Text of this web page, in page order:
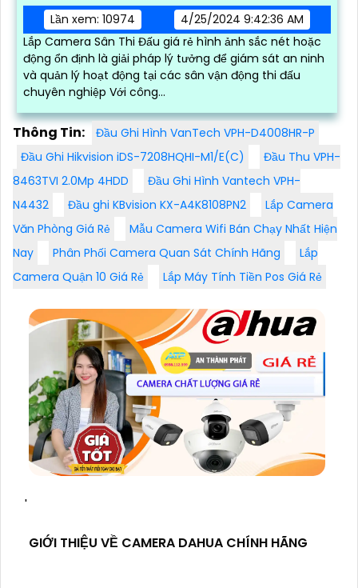
Lần xem: 10974
4/25/2024 9:42:36 AM
Lắp Camera Sân Thi Đấu giá rẻ hình ảnh sắc nét hoặc
động ổn định là giải pháp lý tưởng để giám sát an ninh
và quản lý hoạt động tại các sân vận động thi đấu
chuyên nghiệp Với công...
Thông Tin:
Đầu Ghi Hình VanTech VPH-D4008HR-P
Đầu Ghi Hikvision iDS-7208HQHI-M1/E(C)
Đầu Thu VPH-
8463TVI 2.0Mp 4HDD
Đầu Ghi Hình Vantech VPH-
N4432
Đầu ghi KBvision KX-A4K8108PN2
Lắp Camera
Văn Phòng Giá Rẻ
Mẫu Camera Wifi Bán Chạy Nhất Hiện
Nay
Phân Phối Camera Quan Sát Chính Hãng
Lắp
Camera Quận 10 Giá Rẻ
Lắp Máy Tính Tiền Pos Giá Rẻ
'
GIỚI THIỆU VỀ CAMERA DAHUA CHÍNH HÃNG